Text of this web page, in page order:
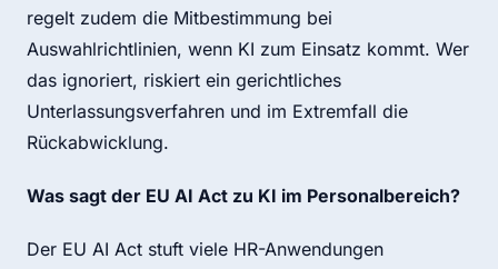
regelt zudem die Mitbestimmung bei
Auswahlrichtlinien, wenn KI zum Einsatz kommt. Wer
das ignoriert, riskiert ein gerichtliches
Unterlassungsverfahren und im Extremfall die
Rückabwicklung.
Was sagt der EU AI Act zu KI im Personalbereich?
Der EU AI Act stuft viele HR-Anwendungen